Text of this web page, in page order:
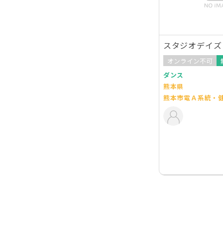
スタジオデイ
オンライン不可
ダンス
熊本県
熊本市電Ａ系統・